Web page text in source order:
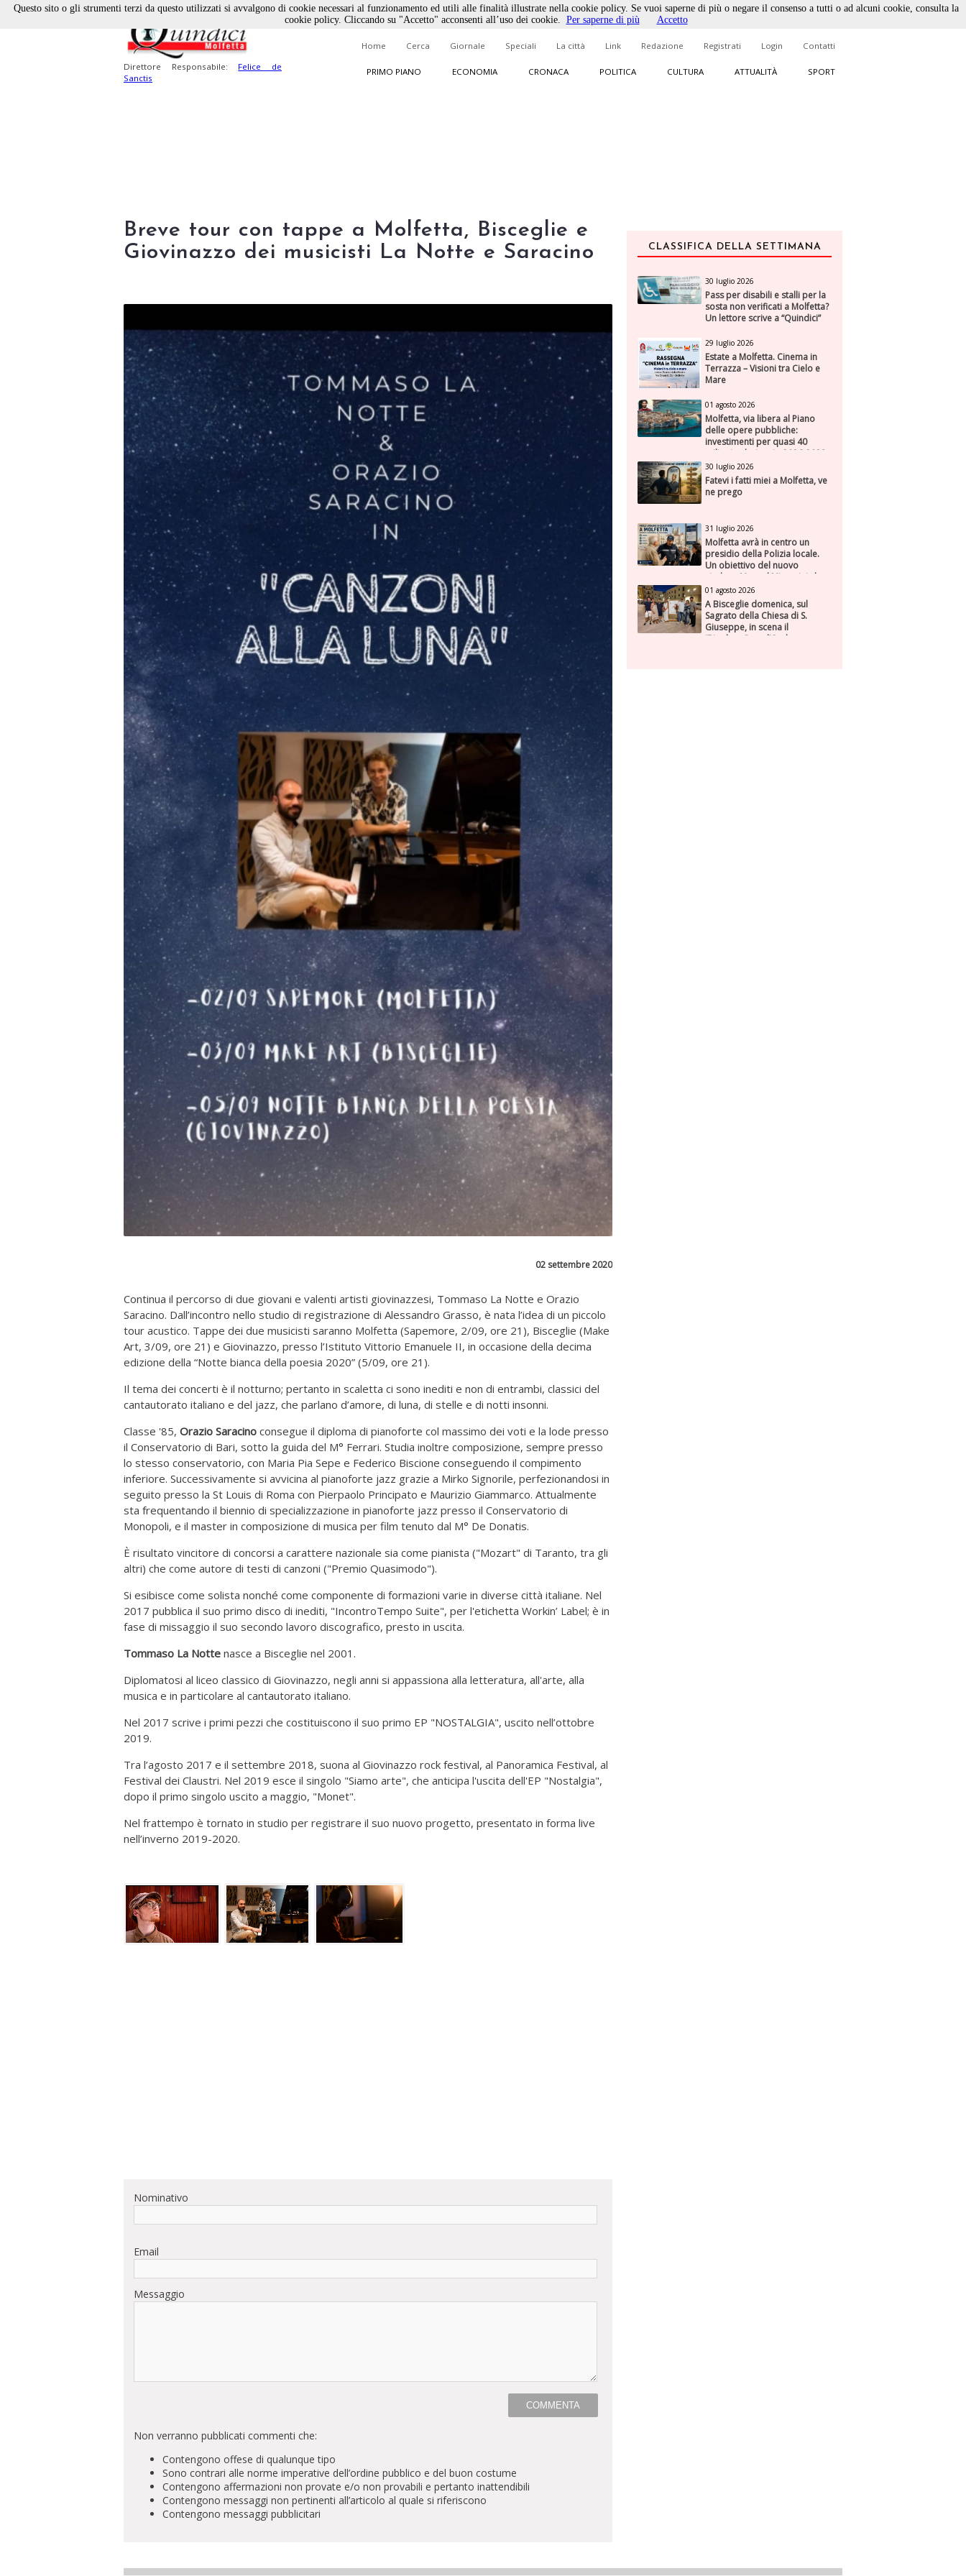
Direttore Responsabile: Felice de
Sanctis
Home Cerca Giornale Speciali La città Link Redazione Registrati Login Contatti
PRIMO PIANO ECONOMIA CRONACA POLITICA CULTURA ATTUALITÀ SPORT
Breve tour con tappe a Molfetta, Bisceglie e
Giovinazzo dei musicisti La Notte e Saracino
02 settembre 2020
Continua il percorso di due giovani e valenti artisti giovinazzesi, Tommaso La Notte e Orazio
Saracino. Dall’incontro nello studio di registrazione di Alessandro Grasso, è nata l’idea di un piccolo
tour acustico. Tappe dei due musicisti saranno Molfetta (Sapemore, 2/09, ore 21), Bisceglie (Make
Art, 3/09, ore 21) e Giovinazzo, presso l’Istituto Vittorio Emanuele II, in occasione della decima
edizione della “Notte bianca della poesia 2020” (5/09, ore 21).
Il tema dei concerti è il notturno; pertanto in scaletta ci sono inediti e non di entrambi, classici del
cantautorato italiano e del jazz, che parlano d’amore, di luna, di stelle e di notti insonni.
Classe '85, Orazio Saracino consegue il diploma di pianoforte col massimo dei voti e la lode presso
il Conservatorio di Bari, sotto la guida del M° Ferrari. Studia inoltre composizione, sempre presso
lo stesso conservatorio, con Maria Pia Sepe e Federico Biscione conseguendo il compimento
inferiore. Successivamente si avvicina al pianoforte jazz grazie a Mirko Signorile, perfezionandosi in
seguito presso la St Louis di Roma con Pierpaolo Principato e Maurizio Giammarco. Attualmente
sta frequentando il biennio di specializzazione in pianoforte jazz presso il Conservatorio di
Monopoli, e il master in composizione di musica per film tenuto dal M° De Donatis.
È risultato vincitore di concorsi a carattere nazionale sia come pianista ("Mozart" di Taranto, tra gli
altri) che come autore di testi di canzoni ("Premio Quasimodo").
Si esibisce come solista nonché come componente di formazioni varie in diverse città italiane. Nel
2017 pubblica il suo primo disco di inediti, "IncontroTempo Suite", per l'etichetta Workin’ Label; è in
fase di missaggio il suo secondo lavoro discografico, presto in uscita.
Tommaso La Notte nasce a Bisceglie nel 2001.
Diplomatosi al liceo classico di Giovinazzo, negli anni si appassiona alla letteratura, all'arte, alla
musica e in particolare al cantautorato italiano.
Nel 2017 scrive i primi pezzi che costituiscono il suo primo EP "NOSTALGIA", uscito nell’ottobre
2019.
Tra l’agosto 2017 e il settembre 2018, suona al Giovinazzo rock festival, al Panoramica Festival, al
Festival dei Claustri. Nel 2019 esce il singolo "Siamo arte", che anticipa l'uscita dell'EP "Nostalgia",
dopo il primo singolo uscito a maggio, "Monet".
Nel frattempo è tornato in studio per registrare il suo nuovo progetto, presentato in forma live
nell’inverno 2019-2020.
Nominativo
Email
Messaggio
Non verranno pubblicati commenti che:
Contengono offese di qualunque tipo
Sono contrari alle norme imperative dell’ordine pubblico e del buon costume
Contengono affermazioni non provate e/o non provabili e pertanto inattendibili
Contengono messaggi non pertinenti all’articolo al quale si riferiscono
Contengono messaggi pubblicitari
CLASSIFICA DELLA SETTIMANA
30 luglio 2026
Pass per disabili e stalli per la
sosta non verificati a Molfetta?
Un lettore scrive a “Quindici”
29 luglio 2026
Estate a Molfetta. Cinema in
Terrazza – Visioni tra Cielo e
Mare
01 agosto 2026
Molfetta, via libera al Piano
delle opere pubbliche:
investimenti per quasi 40
milioni nel triennio 2026-2028
30 luglio 2026
Fatevi i fatti miei a Molfetta, ve
ne prego
31 luglio 2026
Molfetta avrà in centro un
presidio della Polizia locale.
Un obiettivo del nuovo
sindaco Manuel Minervini che
diviene realtà, con la speranza
di maggiore efficienza e
presenza sul territorio
01 agosto 2026
A Bisceglie domenica, sul
Sagrato della Chiesa di S.
Giuseppe, in scena il
“Rigoletto” con l’Orchestra
Questo sito o gli strumenti terzi da questo utilizzati si avvalgono di cookie necessari al funzionamento ed utili alle finalità illustrate nella cookie policy. Se vuoi saperne di più o negare il consenso a tutti o ad alcuni cookie, consulta la
cookie policy. Cliccando su "Accetto" acconsenti all’uso dei cookie. Per saperne di più Accetto